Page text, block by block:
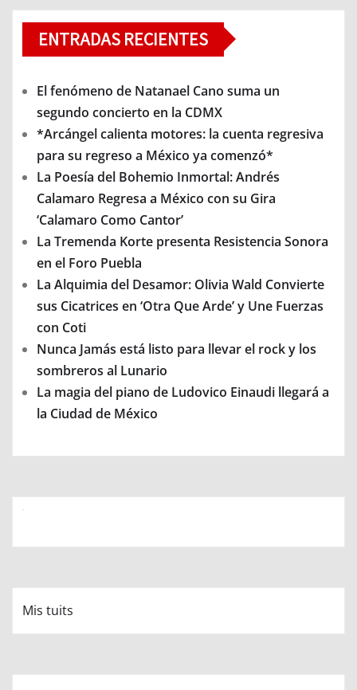
ENTRADAS RECIENTES
El fenómeno de Natanael Cano suma un
segundo concierto en la CDMX
*Arcángel calienta motores: la cuenta regresiva
para su regreso a México ya comenzó*
La Poesía del Bohemio Inmortal: Andrés
Calamaro Regresa a México con su Gira
‘Calamaro Como Cantor’
La Tremenda Korte presenta Resistencia Sonora
en el Foro Puebla
La Alquimia del Desamor: Olivia Wald Convierte
sus Cicatrices en ‘Otra Que Arde’ y Une Fuerzas
con Coti
Nunca Jamás está listo para llevar el rock y los
sombreros al Lunario
La magia del piano de Ludovico Einaudi llegará a
la Ciudad de México
Mis tuits